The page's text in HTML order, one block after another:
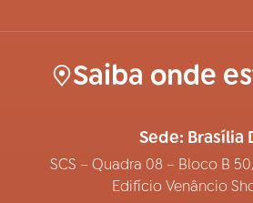
Saiba onde
Sede: Brasília
SCS – Quadra 08 – Bloco B
Edifício Venâncio